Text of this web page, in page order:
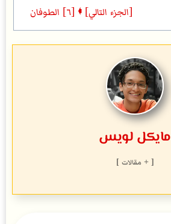
[الجزء التالي] 🠼 [٦] الطوفان
مايكل لويس
[ + مقالات ]